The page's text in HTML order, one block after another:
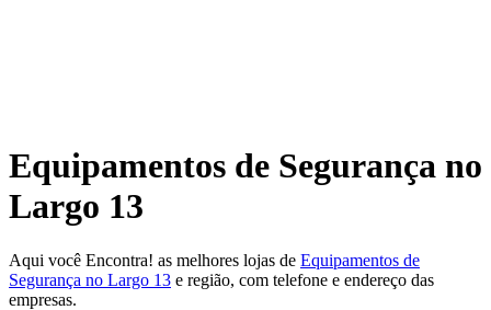
Equipamentos de Segurança no
Largo 13
Aqui você Encontra! as melhores lojas de Equipamentos de
Segurança no Largo 13 e região, com telefone e endereço das
empresas.